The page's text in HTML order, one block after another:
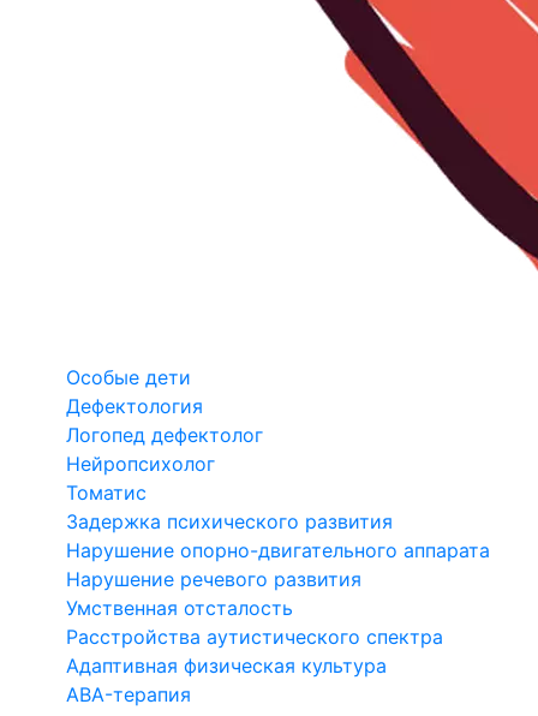
Особые дети
Дефектология
Логопед дефектолог
Нейропсихолог
Томатис
Задержка психического развития
Нарушение опорно-двигательного аппарата
Нарушение речевого развития
Умственная отсталость
Расстройства аутистического спектра
Адаптивная физическая культура
ABA-терапия